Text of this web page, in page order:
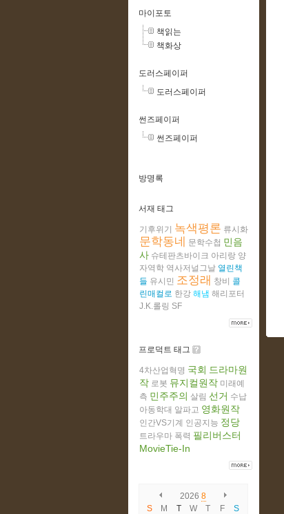
마이포토
책읽는
책화상
도러스페이퍼
도러스페이퍼
썬즈페이퍼
썬즈페이퍼
방명록
서재 태그
기후위기 녹색평론 류시화
문학동네 문학수첩 민음
사 슈테판츠바이크 아리랑 양
자역학 역사저널그날 열린책
들 유시민 조정래 창비 콜
린매컬로 한강 해냄 해리포터
J.K.롤링 SF
프로덕트 태그
4차산업혁명 국회 드라마원
작 로봇 뮤지컬원작 미래예
측 민주주의 살림 선거 수납
아동학대 알파고 영화원작
인간VS기계 인공지능 정당
트라우마 폭력 필리버스터
MovieTie-In
2026 8
S
M T W T F
S